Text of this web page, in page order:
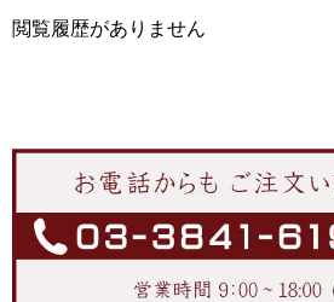
閲覧履歴がありません